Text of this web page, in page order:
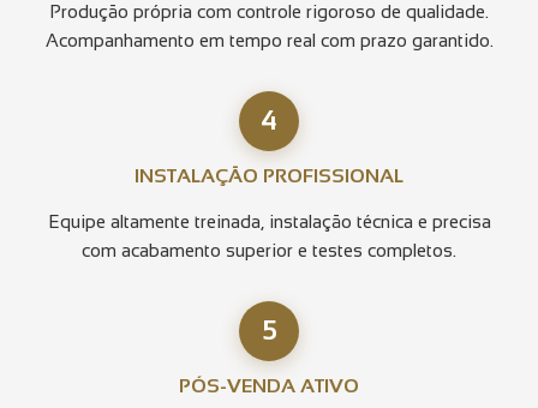
Produção própria com controle rigoroso de qualidade.
Acompanhamento em tempo real com prazo garantido.
4
INSTALAÇÃO PROFISSIONAL
Equipe altamente treinada, instalação técnica e precisa
com acabamento superior e testes completos.
5
PÓS-VENDA ATIVO